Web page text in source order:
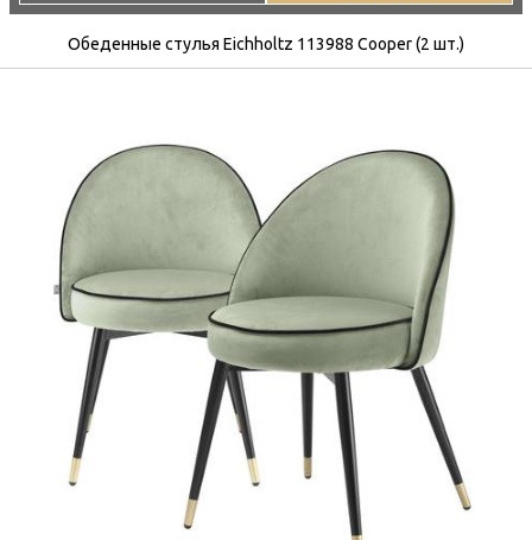
Обеденные стулья Eichholtz 113988 Cooper (2 шт.)